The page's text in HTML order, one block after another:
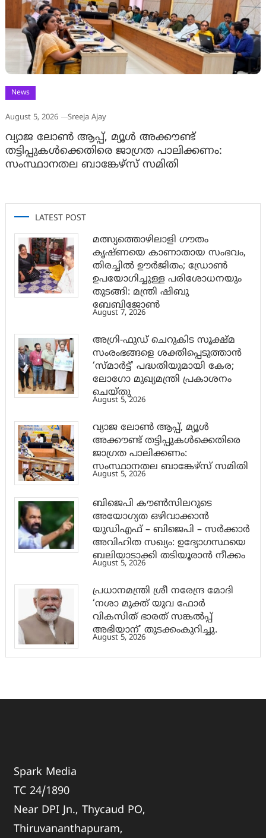
News
August 5, 2026 Sreeja Ajay
വ്യാജ ലോൺ ആപ്പ്, മ്യൂൾ അക്കൗണ്ട്
തട്ടിപ്പുകൾക്കെതിരെ ജാ​ഗ്രത പാലിക്കണം:
സംസ്ഥാനതല ബാങ്കേഴ്സ് സമിതി
LATEST POST
മത്സ്യത്തൊഴിലാളി ഗൗതം
കൃഷ്ണയെ കാണാതായ സംഭവം,
തിരച്ചിൽ ഊർജിതം; ഡ്രോണ്‍
ഉപയോഗിച്ചുള്ള പരിശോധനയും
തുടങ്ങി: മന്ത്രി ഷിബു
ബേബിജോണ്‍
August 7, 2026
അഗ്രി-ഫുഡ് ചെറുകിട സൂക്ഷ്മ
സംരംഭങ്ങളെ ശക്തിപ്പെടുത്താന്‍
‘സ്മാര്‍ട്ട്’ പദ്ധതിയുമായി കേര;
ലോഗോ മുഖ്യമന്ത്രി പ്രകാശനം
ചെയ്തു
August 5, 2026
വ്യാജ ലോൺ ആപ്പ്, മ്യൂൾ
അക്കൗണ്ട് തട്ടിപ്പുകൾക്കെതിരെ
ജാ​ഗ്രത പാലിക്കണം:
സംസ്ഥാനതല ബാങ്കേഴ്സ് സമിതി
August 5, 2026
ബിജെപി കൗൺസിലറുടെ
അയോഗ്യത ഒഴിവാക്കാൻ
യുഡിഎഫ് – ബിജെപി – സർക്കാർ
അവിഹിത സഖ്യം: ഉദ്യോഗസ്ഥയെ
ബലിയാടാക്കി തടിയൂരാൻ നീക്കം
August 5, 2026
പ്രധാനമന്ത്രി ശ്രീ നരേന്ദ്ര മോദി
‘നശാ മുക്ത് യുവ ഫോർ
വികസിത് ഭാരത് സങ്കൽപ്പ്
അഭിയാന്’ തുടക്കംകുറിച്ചു.
August 5, 2026
Spark Media
TC 24/1890
Near DPI Jn., Thycaud PO,
Thiruvananthapuram,